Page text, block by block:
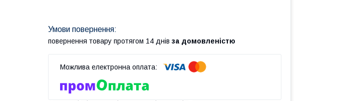
повернення товару протягом 14 днів за домовленістю